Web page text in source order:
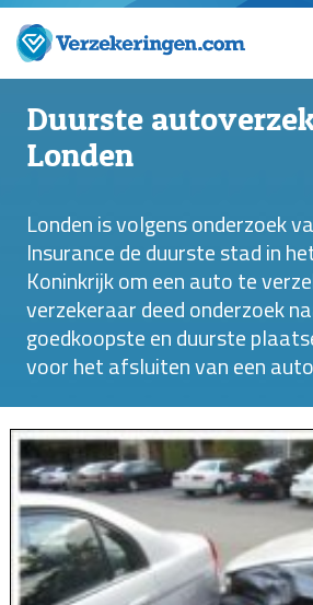
Duurste
Londen
Londen is volgens onderzoek
Insurance de duurste stad in
Koninkrijk om een auto te
verzekeraar deed onderzoek
goedkoopste en duurste
voor het afsluiten van een